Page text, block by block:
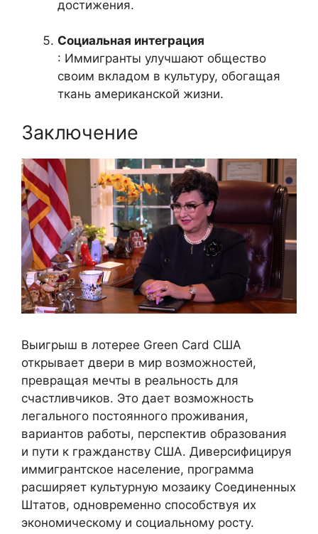
достижения.
Социальная интеграция
: Иммигранты улучшают общество
своим вкладом в культуру, обогащая
ткань американской жизни.
Заключение
Выигрыш в лотерее Green Card США
открывает двери в мир возможностей,
превращая мечты в реальность для
счастливчиков. Это дает возможность
легального постоянного проживания,
вариантов работы, перспектив образования
и пути к гражданству США. Диверсифицируя
иммигрантское население, программа
расширяет культурную мозаику Соединенных
Штатов, одновременно способствуя их
экономическому и социальному росту.